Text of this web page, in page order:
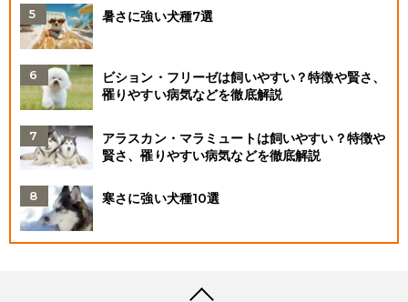
暑さに強い犬種7選
ビション・フリーゼは飼いやすい？特徴や賢さ、
罹りやすい病気などを徹底解説
アラスカン・マラミュートは飼いやすい？特徴や
賢さ、罹りやすい病気などを徹底解説
寒さに強い犬種10選